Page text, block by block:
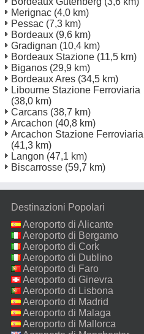
Merignac (4,0 km)
Pessac (7,3 km)
Bordeaux (9,6 km)
Gradignan (10,4 km)
Bordeaux Stazione (11,5 km)
Biganos (29,9 km)
Bordeaux Ares (34,5 km)
Libourne Stazione Ferroviaria
(38,0 km)
Carcans (38,7 km)
Arcachon (40,8 km)
Arcachon Stazione Ferroviaria
(41,3 km)
Langon (47,1 km)
Biscarrosse (59,7 km)
Destinazioni Popolari
Aeroporto di Alicante
Aeroporto di Bergamo
Aeroporto di Cork
Aeroporto di Dublino
Aeroporto di Faro
Aeroporto di Ginevra
Aeroporto di Lisbona
Aeroporto di Madrid
Aeroporto di Malaga
Aeroporto di Mallorca